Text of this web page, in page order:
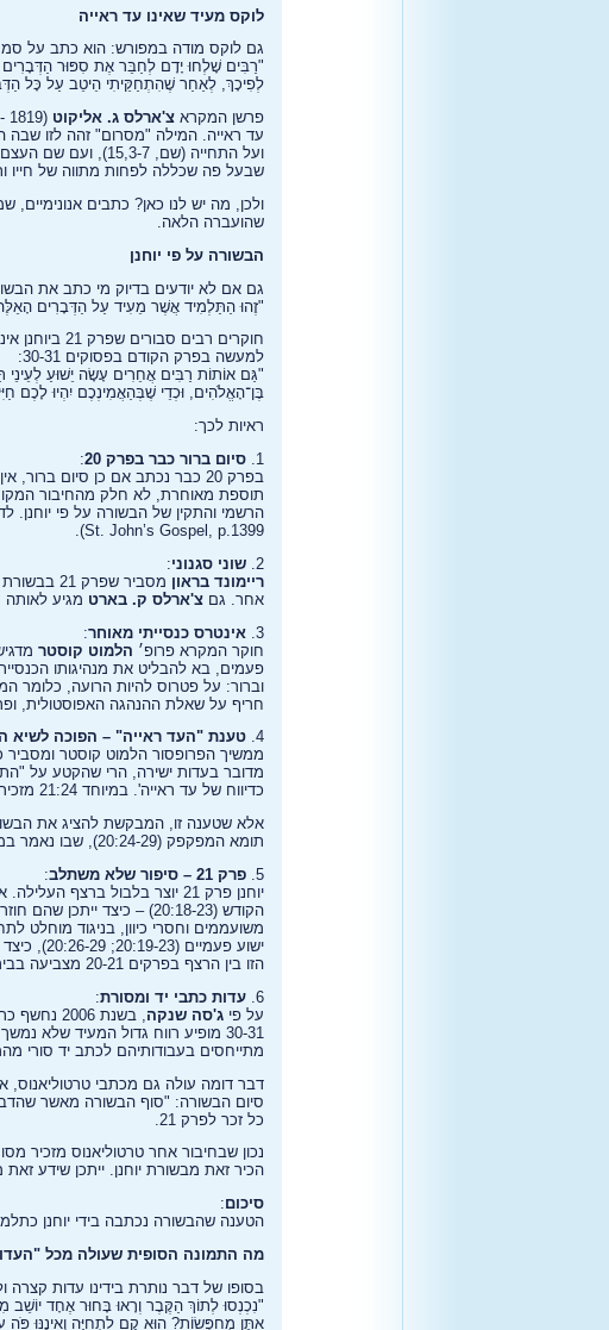
לוקס מעיד שאינו עד ראייה
גם לוקס מודה במפורש: הוא כתב על
"רַבִּים שָׁלְחוּ יָדָם לְחַבֵּר אֶת סִפּוּר
לְפִיכָךְ, לְאַחַר שֶׁהִתְחַקֵּיתִי הֵיטֵב עַל כָּל
פרשן המקראצ'ארלס ג. אליקוט
שבעל פה שכללה לפחות מתווה של חייו
ולכן, מה יש לנו כאן? כתבים
שהועברה הלאה.
הבשורה על פי יוחנן
גם אם לא יודעים בדיוק מי כתב את
"זֶהוּ הַתַּלְמִיד אֲשֶׁר מֵעִיד עַל הַדְּבָרִים הָאֵלֶּה
חוקרים
למעשה בפרק הקודם בפסוקים 30-31:
"גַּם אוֹתוֹת רַבִּים אֲחֵרִים עָשָׂה יֵשׁוּעַ
בֶּן־הָאֱלֹהִים, וּכְדֵי שֶׁבְּהַאֲמִינְכֶם יִהְיוּ לָכֶם
ראיות לכך:
1.
סיום ברור כבר בפרק 20
:
תוספת מאוחרת, לא חלק מהחיבור
St. John’s Gospel, p.1399).
2.
שוני סגנוני:
ריימונד בראון
מסביר
אחר. גםצ'ארלס ק. בארט מגיע לאותה
3. אינטרס כנסייתי מאוחר:
חוקר המקרא פרופ׳ הלמוט קוסטר
וברור: על פטרוס להיות הרועה, כלומר
חריף על שאלת ההנהגה האפוסטולית,
4. טענת "העד ראייה" – הפוכה לשיא
כדיווח של עד ראייה'. במיוחד 21:24 מזכיר מאוד את ההערה הקודמת ביוחנן 19:35, שגם בה נטען לאמינותו של עד ראייה.
אלא שטענה זו, המבקשת להציג את
תומא המפקפק (20:24-29), שבו נאמר במפורש כי דווקא המאמינים מבלי לראות – מבורכים יותר מאלה הזקוקים לראיות כדי להאמין.
5. פרק 21 – סיפור שלא משתלב
:
יוחנן פרק 21 יוצר בלבול
משועממים וחסרי כיוון, בניגוד
הזו בין הרצף בפרקים 20-21 מצביעה בבירור על חוסר אחידות ומעידה שפרק 21 איננו חלק מקורי של הבשורה.
6. עדות כתבי יד ומסורת:
על פיג'סה שנקה
30-31 מופיע רווח גדול המעיד שלא נמשך אחריהם טקסט נוסף – כלומר, אין בו את פרק 21. גם
מתייחסים בעבודותיהם לכתב יד סורי מהמאה
כל זכר לפרק 21.
נכון שבחיבור אחר טרטוליאנוס מזכיר
הכיר זאת מבשורת יוחנן. ייתכן שידע
סיכום:
הטענה שהבשורה נכתבה בידי יוחנן
מה התמונה הסופית שעולה מכל
בסופו של דבר נותרת בידינו עדות
"נִכְנְסוּ לְתוֹךְ הַקֶּבֶר וְרָאוּ בָּחוּר אֶחָד
אַתֶּן מְחַפְּשׂוֹת? הוּא קָם לִתְחִיָּה וְאֵינֶנּוּ פֹּה